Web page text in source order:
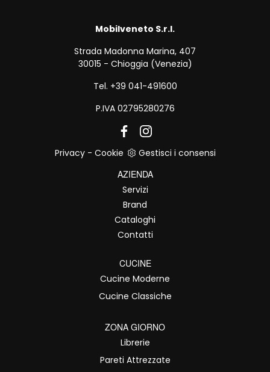
Mobilveneto S.r.l.
Strada Madonna Marina, 407
30015 - Chioggia (Venezia)
Tel. +39 041-491600
P.IVA 02795280276
Privacy- Cookie
Gestisci i consensi
AZIENDA
Servizi
Brand
Cataloghi
Contatti
CUCINE
Cucine Moderne
Cucine Classiche
ZONA GIORNO
Librerie
Pareti Attrezzate